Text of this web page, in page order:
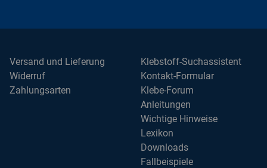
Klebstoff-Suchassistent
Kontakt-Formular
Klebe-Forum
Anleitungen
Wichtige Hinweise
Lexikon
Downloads
Fallbeispiele
Versand und Lieferung
Widerruf
Zahlungsarten